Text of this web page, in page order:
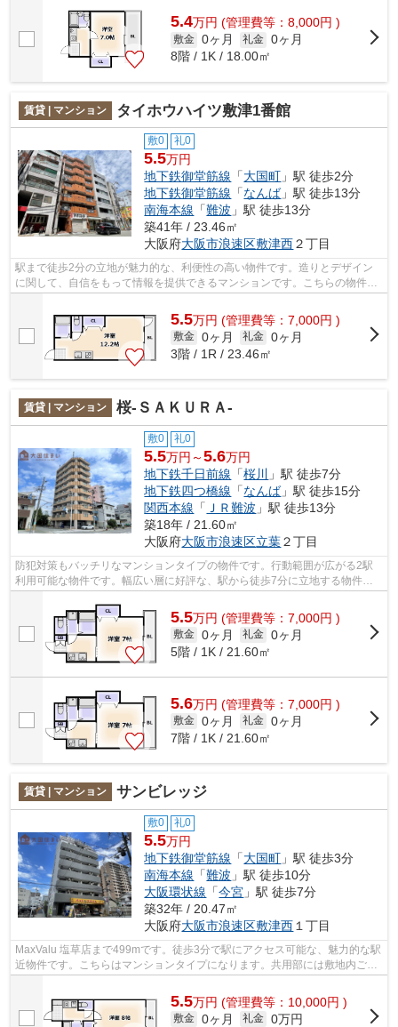
5.4万円 (管理費等：8,000円 )
敷金 0ヶ月 礼金 0ヶ月
8階 / 1K / 18.00㎡
賃貸 | マンション タイホウハイツ敷津1番館
敷0 礼0
5.5万円
地下鉄御堂筋線 「大国町 」駅 徒歩2分
地下鉄御堂筋線 「なんば」駅 徒歩13分
南海本線 「難波 」駅 徒歩13分
築41年 / 23.46㎡
大阪府大阪市浪速区敷津西２丁目
駅まで徒歩2分の立地が魅力的な、利便性の高い物件です。造りとデザイン
に関して、自信をもって情報を提供できるマンションです。こちらの物件は
5.5万円 (管理費等：7,000円 )
敷金 0ヶ月 礼金 0ヶ月
3階 / 1R / 23.46㎡
賃貸 | マンション 桜-ＳＡＫＵＲＡ-
敷0 礼0
5.5万円～5.6万円
地下鉄千日前線 「桜川
」駅 徒歩7分
地下鉄四つ橋線 「なんば」駅 徒歩15分
関西本線 「 ＪＲ難波 」駅 徒歩13分
築18年 / 21.60㎡
大阪府大阪市浪速区立葉２丁目
防犯対策もバッチリなマンションタイプの物件です。行動範囲が広がる2駅
利用可能な物件です。幅広い層に好評な、駅から徒歩7分に立地する物件で
5.5万円 (管理費等：7,000円 )
敷金 0ヶ月 礼金 0ヶ月
5階 / 1K / 21.60㎡
5.6万円 (管理費等：7,000円 )
敷金 0ヶ月 礼金 0ヶ月
7階 / 1K / 21.60㎡
賃貸 | マンション サンビレッジ
敷0 礼0
5.5万円
地下鉄御堂筋線 「大国町 」駅 徒歩3分
南海本線 「難波 」駅 徒歩10分
大阪環状線 「今宮 」駅 徒歩7分
築32年 / 20.47㎡
大阪府大阪市浪速区敷津西 １丁目
MaxValu 塩草店まで499mです。徒歩3分で駅にアクセス可能な、魅力的な駅
近物件です。こちらはマンションタイプになります。共用部には敷地内ごみ
5.5万円 (管理費等：10,000円 )
敷金 0ヶ月 礼金 0万円